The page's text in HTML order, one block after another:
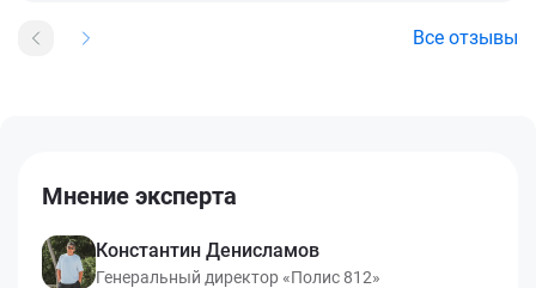
Все отзывы
Мнение эксперта
Константин Денисламов
Генеральный директор «Полис 812»